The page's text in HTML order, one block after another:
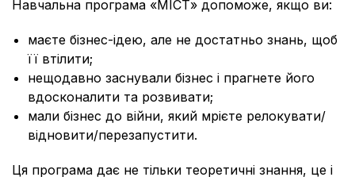
Навчальна програма «МІСТ» допоможе, якщо ви:
маєте бізнес-ідею, але не достатньо знань, щоб
її втілити;
нещодавно заснували бізнес і прагнете його
вдосконалити та розвивати;
мали бізнес до війни, який мрієте релокувати/
відновити/перезапустити.
Ця програма дає не тільки теоретичні знання, це і